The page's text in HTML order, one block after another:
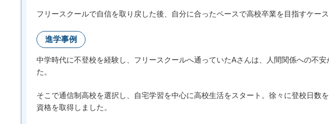
フリースクールで自信を取り戻した後、自分に合ったペースで高校卒業を目指すケー
進学事例
中学時代に不登校を経験し、フリースクールへ通っていたAさんは、人間関係への不
た。
そこで通信制高校を選択し、自宅学習を中心に高校生活をスタート。徐々に登校日数
資格を取得しました。